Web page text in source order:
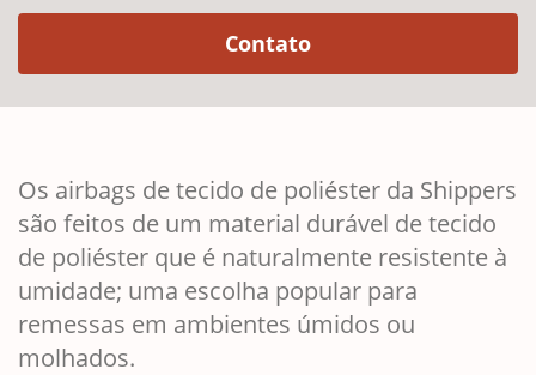
Contato(Opens in a new
Os airbags de tecido de poliéster da Shippers
são feitos de um material durável de tecido
de poliéster que é naturalmente resistente à
umidade; uma escolha popular para
remessas em ambientes úmidos ou
molhados.